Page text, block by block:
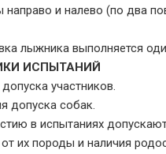
и налево (по два
лыжника выполняется
ИСПЫТАНИЙ
участников.
допуска собак.
в испытаниях
их породы и наличия